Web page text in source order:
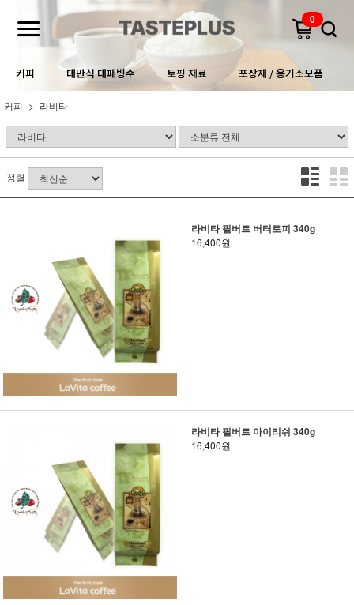
0
커피 대만식 대패빙수 토핑 재료 포장재 / 용기소모품
커피 라비타
정렬
라비타 필버트 버터토피 340g
16,400원
라비타 필버트 아이리쉬 340g
16,400원